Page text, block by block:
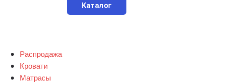
Каталог
Распродажа
Кровати
Матрасы